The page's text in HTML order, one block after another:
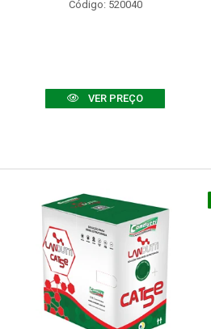
Código: 520040
VER PREÇO